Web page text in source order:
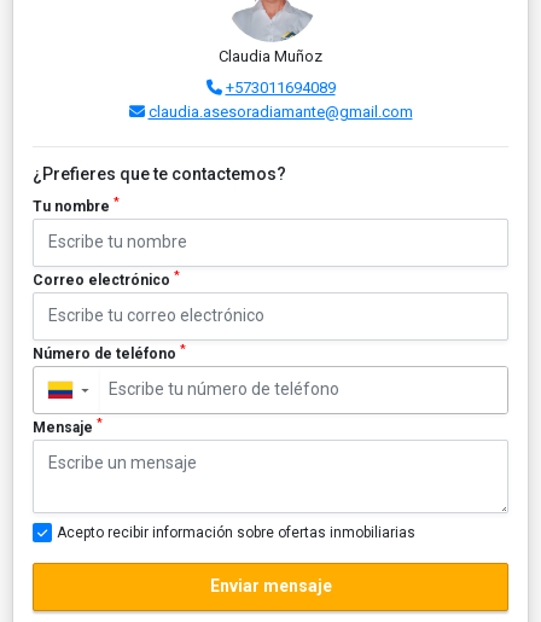
Claudia Muñoz
+573011694089
claudia.asesoradiamante@gmail.com
¿Prefieres que te contactemos?
Tu nombre *
Correo electrónico *
Número de teléfono *
▼
Mensaje *
Acepto recibir información sobre ofertas inmobiliarias
Enviar mensaje